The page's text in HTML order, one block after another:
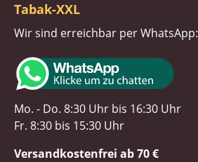
Tabak-XXL
Wir sind erreichbar per WhatsApp:
Mo. - Do. 8:30 Uhr bis 16:30 Uhr
Fr. 8:30 bis 15:30 Uhr
Versandkostenfrei ab 70 €